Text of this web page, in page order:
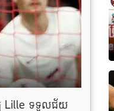
យ Lille ទទួល​ជ័យ​